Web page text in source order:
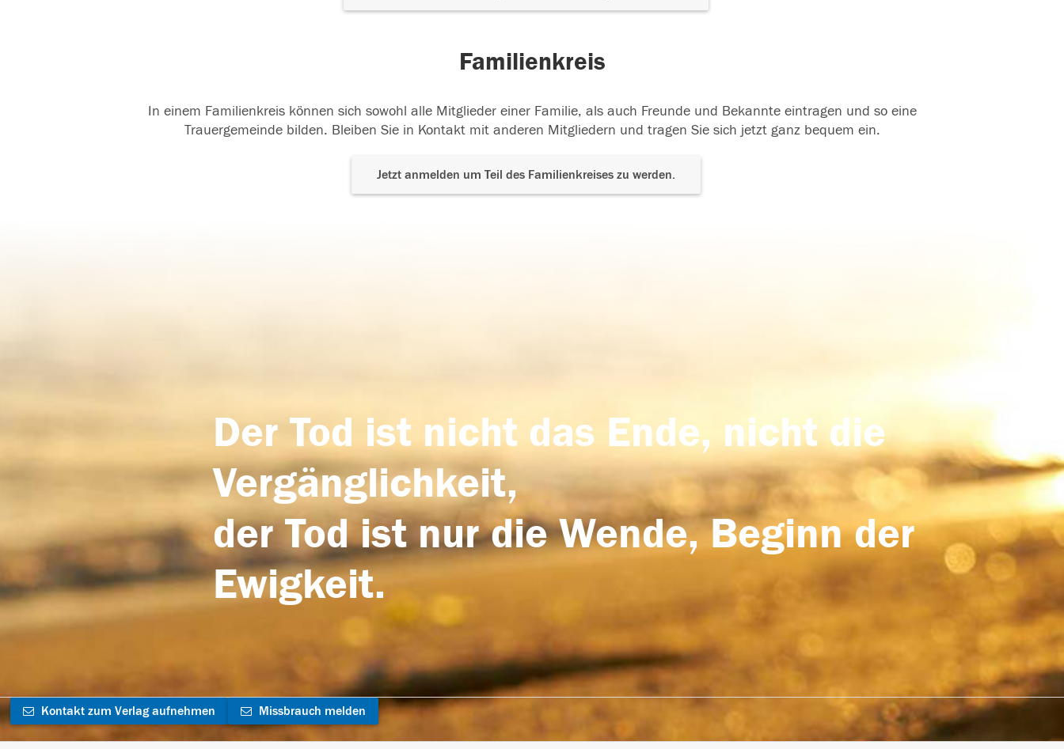
Familienkreis
In einem Familienkreis können sich sowohl alle Mitglieder einer Familie, als auch Freunde und Bekannte eintragen und so eine
Trauergemeinde bilden. Bleiben Sie in Kontakt mit anderen Mitgliedern und tragen Sie sich jetzt ganz bequem ein.
Jetzt anmelden um Teil des Familienkreises zu werden.
Der Tod ist nicht das Ende, nicht die
Vergänglichkeit,
der Tod ist nur die Wende, Beginn der
Ewigkeit.
Kontakt zum Verlag aufnehmen Missbrauch melden